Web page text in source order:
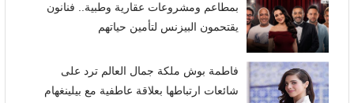
بمطاعم ومشروعات عقارية وطبية.. فنانون
يقتحمون البيزنس لتأمين حياتهم
فاطمة بوش ملكة جمال العالم ترد على
شائعات ارتباطها بعلاقة عاطفية مع بيلينغهام